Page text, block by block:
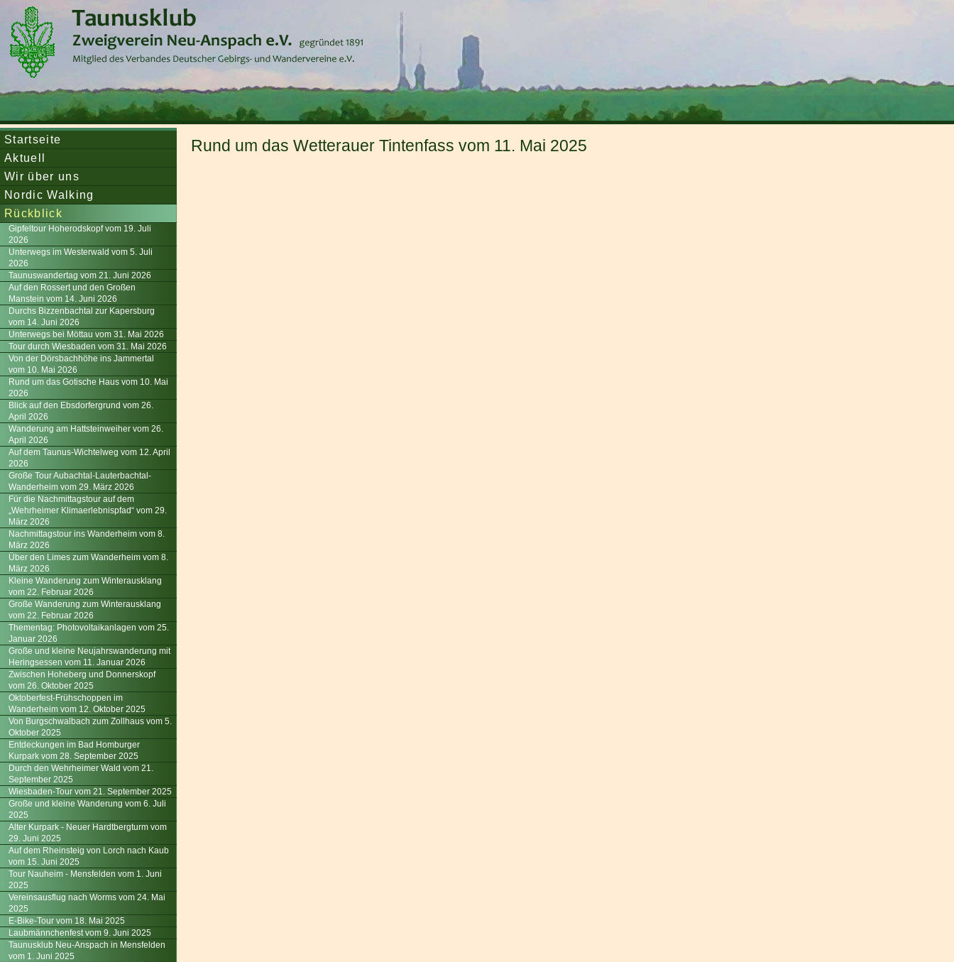
Startseite
Aktuell
Wir über uns
Nordic Walking
Rückblick
Gipfeltour Hoherodskopf vom 19. Juli
2026
Unterwegs im Westerwald vom 5. Juli
2026
Taunuswandertag vom 21. Juni 2026
Auf den Rossert und den Großen
Manstein vom 14. Juni 2026
Durchs Bizzenbachtal zur Kapersburg
vom 14. Juni 2026
Unterwegs bei Möttau vom 31. Mai 2026
Tour durch Wiesbaden vom 31. Mai 2026
Von der Dörsbachhöhe ins Jammertal
vom 10. Mai 2026
Rund um das Gotische Haus vom 10. Mai
2026
Blick auf den Ebsdorfergrund vom 26.
April 2026
Wanderung am Hattsteinweiher vom 26.
April 2026
Auf dem Taunus-Wichtelweg vom 12. April
2026
Große Tour Aubachtal-Lauterbachtal-
Wanderheim vom 29. März 2026
Für die Nachmittagstour auf dem
„Wehrheimer Klimaerlebnispfad“ vom 29.
März 2026
Nachmittagstour ins Wanderheim vom 8.
März 2026
Über den Limes zum Wanderheim vom 8.
März 2026
Kleine Wanderung zum Winterausklang
vom 22. Februar 2026
Große Wanderung zum Winterausklang
vom 22. Februar 2026
Thementag: Photovoltaikanlagen vom 25.
Januar 2026
Große und kleine Neujahrswanderung mit
Heringsessen vom 11. Januar 2026
Zwischen Hoheberg und Donnerskopf
vom 26. Oktober 2025
Oktoberfest-Frühschoppen im
Wanderheim vom 12. Oktober 2025
Von Burgschwalbach zum Zollhaus vom 5.
Oktober 2025
Entdeckungen im Bad Homburger
Kurpark vom 28. September 2025
Durch den Wehrheimer Wald vom 21.
September 2025
Wiesbaden-Tour vom 21. September 2025
Große und kleine Wanderung vom 6. Juli
2025
Alter Kurpark - Neuer Hardtbergturm vom
29. Juni 2025
Auf dem Rheinsteig von Lorch nach Kaub
vom 15. Juni 2025
Tour Nauheim - Mensfelden vom 1. Juni
2025
Vereinsausflug nach Worms vom 24. Mai
2025
E-Bike-Tour vom 18. Mai 2025
Laubmännchenfest vom 9. Juni 2025
Taunusklub Neu-Anspach in Mensfelden
vom 1. Juni 2025
Rund um das Wetterauer Tintenfass vom 11. Mai 2025